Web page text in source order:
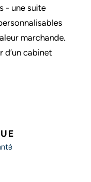
- une suite
marchande.
cabinet